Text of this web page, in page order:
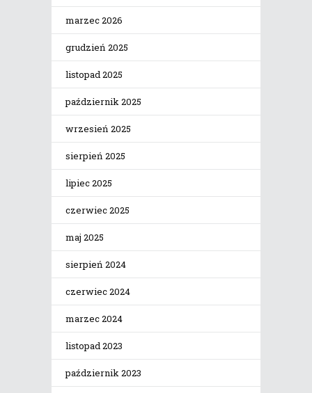
marzec 2026
grudzień 2025
listopad 2025
październik 2025
wrzesień 2025
sierpień 2025
lipiec 2025
czerwiec 2025
maj 2025
sierpień 2024
czerwiec 2024
marzec 2024
listopad 2023
październik 2023